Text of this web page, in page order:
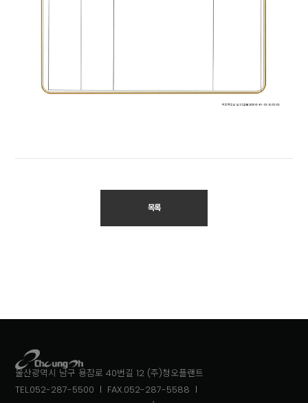
목록
울산광역시 남구 용잠로 40번길 12 (주)청오플랜트
TEL.052-287-5500
FAX.052-287-5588